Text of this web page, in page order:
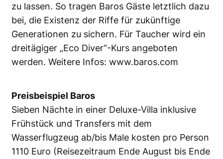
zu lassen. So tragen Baros Gäste letztlich dazu
bei, die Existenz der Riffe für zukünftige
Generationen zu sichern. Für Taucher wird ein
dreitägiger „Eco Diver“-Kurs angeboten
werden. Weitere Infos: www.baros.com
Preisbeispiel Baros
Sieben Nächte in einer Deluxe-Villa inklusive
Frühstück und Transfers mit dem
Wasserflugzeug ab/bis Male kosten pro Person
1110 Euro (Reisezeitraum Ende August bis Ende